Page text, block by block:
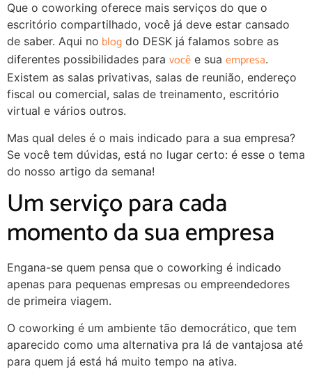
Que o coworking oferece mais serviços do que o
escritório compartilhado, você já deve estar cansado
de saber. Aqui no blog do DESK já falamos sobre as
diferentes possibilidades para você e sua empresa.
Existem as salas privativas, salas de reunião, endereço
fiscal ou comercial, salas de treinamento, escritório
virtual e vários outros.
Mas qual deles é o mais indicado para a sua empresa?
Se você tem dúvidas, está no lugar certo: é esse o tema
do nosso artigo da semana!
Um serviço para cada
momento da sua empresa
Engana-se quem pensa que o coworking é indicado
apenas para pequenas empresas ou empreendedores
de primeira viagem.
O coworking é um ambiente tão democrático, que tem
aparecido como uma alternativa pra lá de vantajosa até
para quem já está há muito tempo na ativa.